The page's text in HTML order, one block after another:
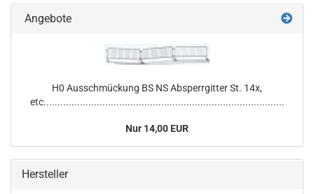
Angebote
H0 Ausschmückung BS NS Absperrgitter St. 14x,
etc......................................................................................
Nur 14,00 EUR
Hersteller